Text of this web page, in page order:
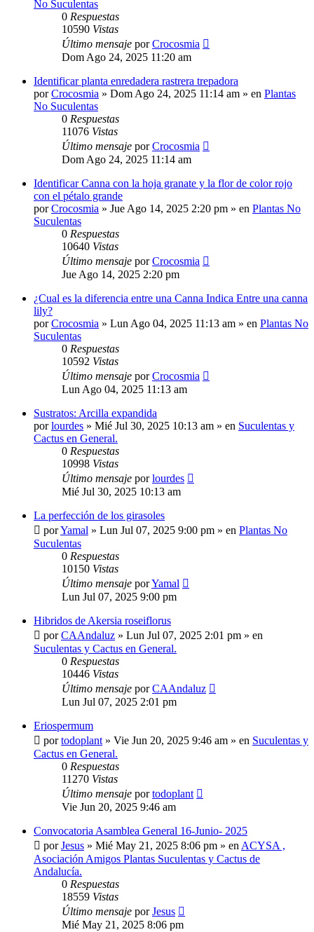
No Suculentas
0 Respuestas
10590 Vistas
Último mensaje porCrocosmia
Dom Ago 24, 2025 11:20 am
Identificar planta enredadera rastrera trepadora
porCrocosmia » Dom Ago 24, 2025 11:14 am » en Plantas
No Suculentas
0 Respuestas
11076 Vistas
Último mensaje porCrocosmia
Dom Ago 24, 2025 11:14 am
Identificar Canna con la hoja granate y la flor de color rojo
con el pétalo grande
porCrocosmia » Jue Ago 14, 2025 2:20 pm » en Plantas No
Suculentas
0 Respuestas
10640 Vistas
Último mensaje porCrocosmia
Jue Ago 14, 2025 2:20 pm
¿Cual es la diferencia entre una Canna Indica Entre una canna
lily?
porCrocosmia » Lun Ago 04, 2025 11:13 am » en Plantas No
Suculentas
0 Respuestas
10592 Vistas
Último mensaje porCrocosmia
Lun Ago 04, 2025 11:13 am
Sustratos: Arcilla expandida
porlourdes » Mié Jul 30, 2025 10:13 am » en Suculentas y
Cactus en General.
0 Respuestas
10998 Vistas
Último mensaje porlourdes
Mié Jul 30, 2025 10:13 am
La perfección de los girasoles
porYamal » Lun Jul 07, 2025 9:00 pm » en Plantas No
Suculentas
0 Respuestas
10150 Vistas
Último mensaje porYamal
Lun Jul 07, 2025 9:00 pm
Hibridos de Akersia roseiflorus
porCAAndaluz » Lun Jul 07, 2025 2:01 pm » en
Suculentas y Cactus en General.
0 Respuestas
10446 Vistas
Último mensaje porCAAndaluz
Lun Jul 07, 2025 2:01 pm
Eriospermum
portodoplant » Vie Jun 20, 2025 9:46 am » en Suculentas y
Cactus en General.
0 Respuestas
11270 Vistas
Último mensaje portodoplant
Vie Jun 20, 2025 9:46 am
Convocatoria Asamblea General 16-Junio- 2025
porJesus » Mié May 21, 2025 8:06 pm » en ACYSA ,
Asociación Amigos Plantas Suculentas y Cactus de
Andalucía.
0 Respuestas
18559 Vistas
Último mensaje porJesus
Mié May 21, 2025 8:06 pm